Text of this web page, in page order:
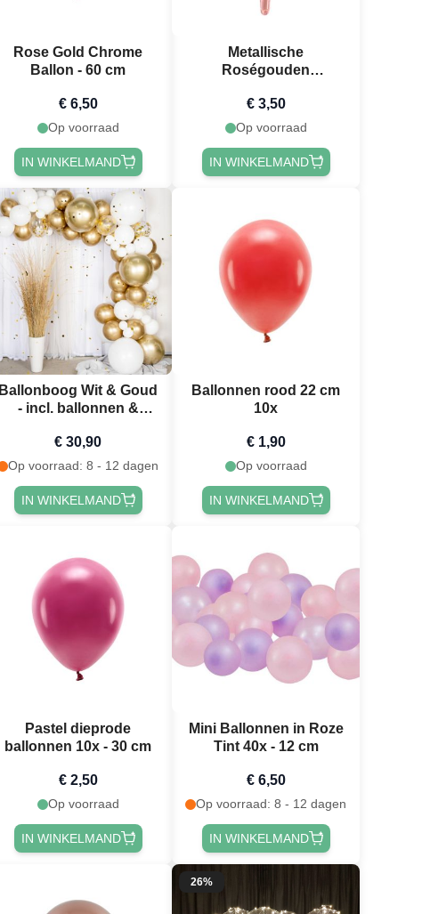
Rose Gold Chrome
Ballon - 60 cm
€ 6,50
Op voorraad
IN WINKELMAND
Metallische
Roségouden
€ 3,50
Op voorraad
IN WINKELMAND
Ballonboog Wit & Goud
- incl. ballonnen &
€ 30,90
Op voorraad: 8 - 12 dagen
IN WINKELMAND
Ballonnen rood 22 cm
10x
€ 1,90
Op voorraad
IN WINKELMAND
Pastel dieprode
ballonnen 10x - 30 cm
€ 2,50
Op voorraad
IN WINKELMAND
Mini Ballonnen in Roze
Tint 40x - 12 cm
€ 6,50
Op voorraad: 8 - 12 dagen
IN WINKELMAND
26%